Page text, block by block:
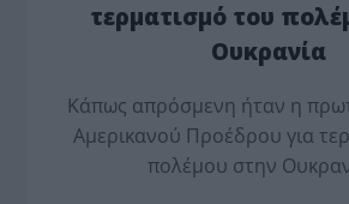
τερματισμό του
Ουκρανία
Κάπως απρόσμενη ήταν η
Αμερικανού Προέδρου για
πολέμου στην